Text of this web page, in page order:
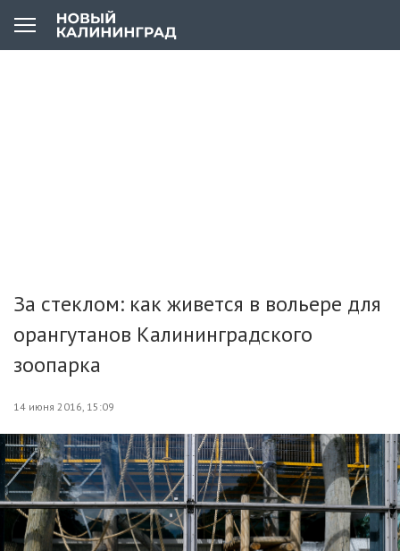
За стеклом: как живется в вольере для
орангутанов Калининградского
зоопарка
14 июня 2016, 15:09